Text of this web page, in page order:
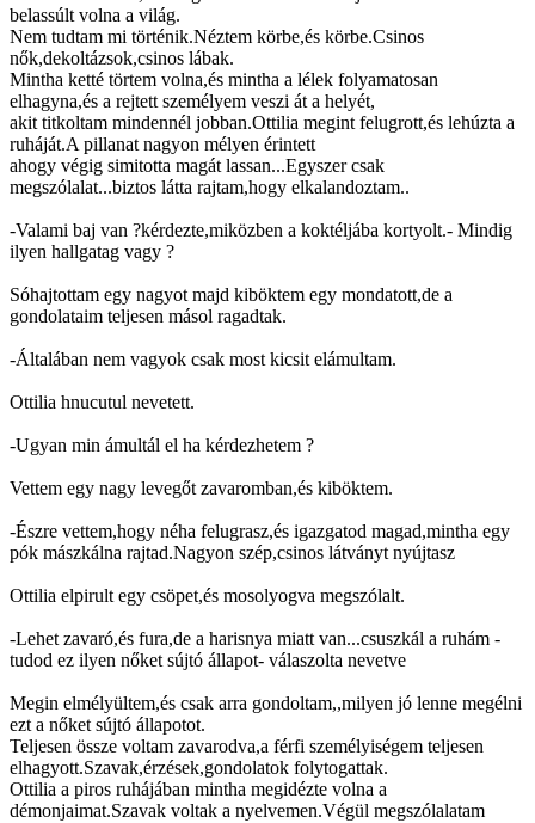
belassúlt volna a világ.
Nem tudtam mi történik.Néztem körbe,és körbe.Csinos
nők,dekoltázsok,csinos lábak.
Mintha ketté törtem volna,és mintha a lélek folyamatosan
elhagyna,és a rejtett személyem veszi át a helyét,
akit titkoltam mindennél jobban.Ottilia megint felugrott,és lehúzta a
ruháját.A pillanat nagyon mélyen érintett
ahogy végig simitotta magát lassan...Egyszer csak
megszólalat...biztos látta rajtam,hogy elkalandoztam..
-Valami baj van ?kérdezte,miközben a koktéljába kortyolt.- Mindig
ilyen hallgatag vagy ?
Sóhajtottam egy nagyot majd kiböktem egy mondatott,de a
gondolataim teljesen másol ragadtak.
-Általában nem vagyok csak most kicsit elámultam.
Ottilia hnucutul nevetett.
-Ugyan min ámultál el ha kérdezhetem ?
Vettem egy nagy levegőt zavaromban,és kiböktem.
-Észre vettem,hogy néha felugrasz,és igazgatod magad,mintha egy
pók mászkálna rajtad.Nagyon szép,csinos látványt nyújtasz
Ottilia elpirult egy csöpet,és mosolyogva megszólalt.
-Lehet zavaró,és fura,de a harisnya miatt van...csuszkál a ruhám -
tudod ez ilyen nőket sújtó állapot- válaszolta nevetve
Megin elmélyültem,és csak arra gondoltam,,milyen jó lenne megélni
ezt a nőket sújtó állapotot.
Teljesen össze voltam zavarodva,a férfi személyiségem teljesen
elhagyott.Szavak,érzések,gondolatok folytogattak.
Ottilia a piros ruhájában mintha megidézte volna a
démonjaimat.Szavak voltak a nyelvemen.Végül megszólalatam